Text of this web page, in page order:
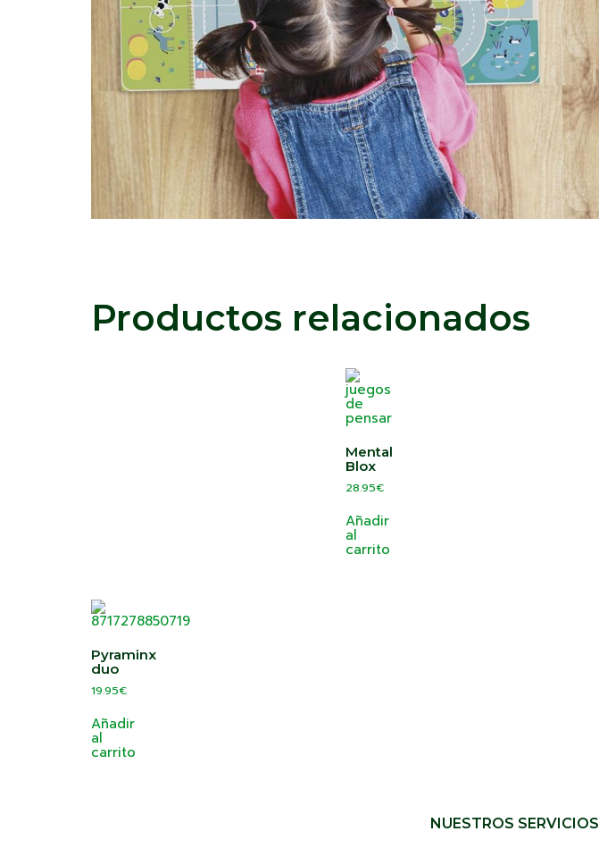
Productos relacionados
Mental
Blox
28.95€
Añadir
al
carrito
Pyraminx
duo
19.95€
Añadir
al
carrito
NUESTROS SERVICIOS